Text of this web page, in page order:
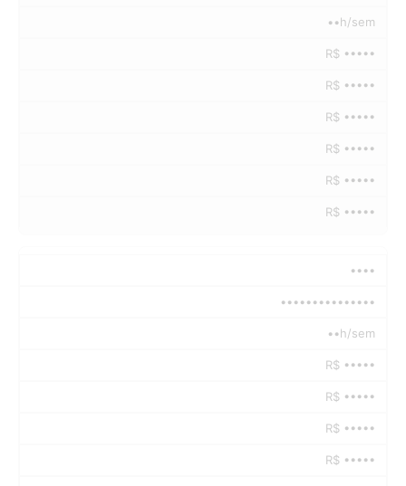
••h/sem
R$ •••••
R$ •••••
R$ •••••
R$ •••••
R$ •••••
R$ •••••
••••
•••••••••••••••
••h/sem
R$ •••••
R$ •••••
R$ •••••
R$ •••••